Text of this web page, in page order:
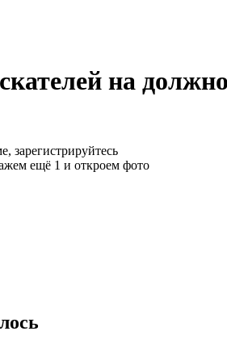
на
зарегистрируйтесь
ещё 1 и откроем фото